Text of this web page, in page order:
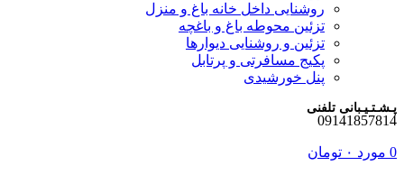
روشنایی داخل خانه باغ و منزل
تزئین محوطه باغ و باغچه
تزئین و روشنایی دیوارها
پکیج مسافرتی و پرتابل
پنل خورشیدی
پـشـتـیـبانی تلفنی
09141857814
0 مورد ۰ تومان